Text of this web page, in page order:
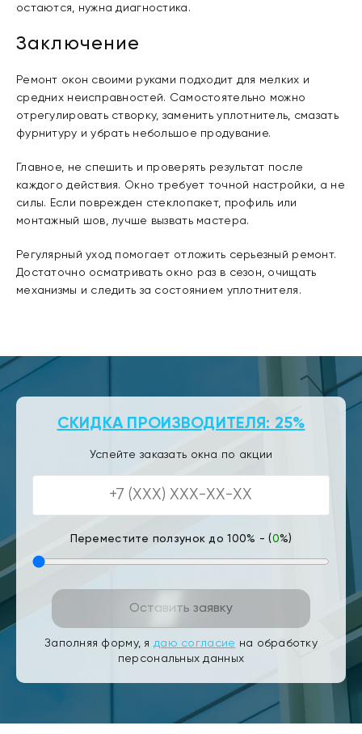
остаются, нужна диагностика.
Заключение
Ремонт окон своими руками подходит для мелких и
средних неисправностей. Самостоятельно можно
отрегулировать створку, заменить уплотнитель, смазать
фурнитуру и убрать небольшое продувание.
Главное, не спешить и проверять результат после
каждого действия. Окно требует точной настройки, а не
силы. Если поврежден стеклопакет, профиль или
монтажный шов, лучше вызвать мастера.
Регулярный уход помогает отложить серьезный ремонт.
Достаточно осматривать окно раз в сезон, очищать
механизмы и следить за состоянием уплотнителя.
СКИДКА ПРОИЗВОДИТЕЛЯ: 25%
Успейте заказать окна по акции
Переместите ползунок до 100% - (0%)
Оставить заявку
Заполняя форму, ядаю согласие на обработку
персональных данных